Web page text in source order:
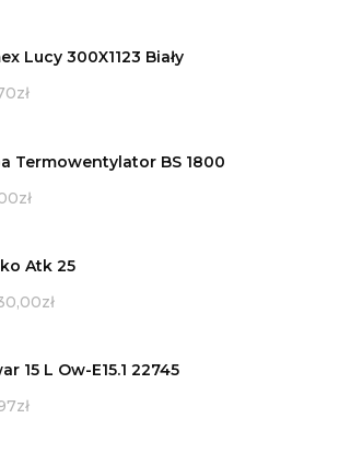
Lucy 300X1123 Biały
zł
Termowentylator BS 1800
zł
Atk 25
zł
15 L Ow-E15.1 22745
zł